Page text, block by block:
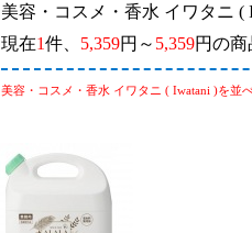
美容・コスメ・香水 イワタニ (
現在1件、 5,359円～ 5,359円の
美容・コスメ・香水 イワタニ ( Iwatani )を並